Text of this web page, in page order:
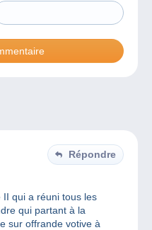
Répondre
II qui a réuni tous les
qui partant à la
sur offrande votive à